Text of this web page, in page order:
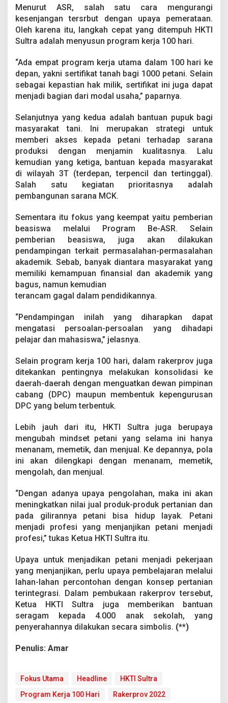
I
S
u
l
t
a
Menurut ASR, salah satu cara mengurangi
kesenjangan tersrbut dengan upaya pemerataan.
Oleh karena itu, langkah cepat yang ditempuh HKTI
Sultra adalah menyusun program kerja 100 hari.
“Ada empat program kerja utama dalam 100 hari ke
depan, yakni sertifikat tanah bagi 1000 petani. Selain
sebagai kepastian hak milik, sertifikat ini juga dapat
menjadi bagian dari modal usaha,” paparnya.
Selanjutnya yang kedua adalah bantuan pupuk bagi
masyarakat tani. Ini merupakan strategi untuk
memberi akses kepada petani terhadap sarana
produksi dengan menjamin kualitasnya. Lalu
kemudian yang ketiga, bantuan kepada masyarakat
di wilayah 3T (terdepan, terpencil dan tertinggal).
Salah satu kegiatan prioritasnya adalah
pembangunan sarana MCK.
Sementara itu fokus yang keempat yaitu pemberian
beasiswa melalui Program Be-ASR. Selain
pemberian beasiswa, juga akan dilakukan
pendampingan terkait permasalahan-permasalahan
akademik. Sebab, banyak diantara masyarakat yang
memiliki kemampuan finansial dan akademik yang
bagus, namun kemudian
terancam gagal dalam pendidikannya.
“Pendampingan inilah yang diharapkan dapat
mengatasi persoalan-persoalan yang dihadapi
pelajar dan mahasiswa,” jelasnya.
Selain program kerja 100 hari, dalam rakerprov juga
ditekankan pentingnya melakukan konsolidasi ke
daerah-daerah dengan menguatkan dewan pimpinan
cabang (DPC) maupun membentuk kepengurusan
DPC yang belum terbentuk.
Lebih jauh dari itu, HKTI Sultra juga berupaya
mengubah mindset petani yang selama ini hanya
menanam, memetik, dan menjual. Ke depannya, pola
ini akan dilengkapi dengan menanam, memetik,
mengolah, dan menjual.
“Dengan adanya upaya pengolahan, maka ini akan
meningkatkan nilai jual produk-produk pertanian dan
pada gilirannya petani bisa hidup layak. Petani
menjadi profesi yang menjanjikan petani menjadi
profesi,” tukas Ketua HKTI Sultra itu.
Upaya untuk menjadikan petani menjadi pekerjaan
yang menjanjikan, perlu upaya pembelajaran melalui
lahan-lahan percontohan dengan konsep pertanian
terintegrasi. Dalam pembukaan rakerprov tersebut,
Ketua HKTI Sultra juga memberikan bantuan
seragam kepada 4.000 anak sekolah, yang
penyerahannya dilakukan secara simbolis. (**)
Penulis: Amar
Fokus Utama Headline
HKTI Sultra
Program Kerja 100 Hari
Rakerprov 2022